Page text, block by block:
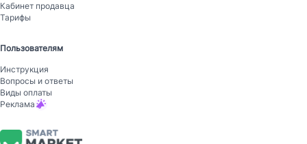
Кабинет продавца
Тарифы
Пользователям
Инструкция
Вопросы и ответы
Виды оплаты
Реклама